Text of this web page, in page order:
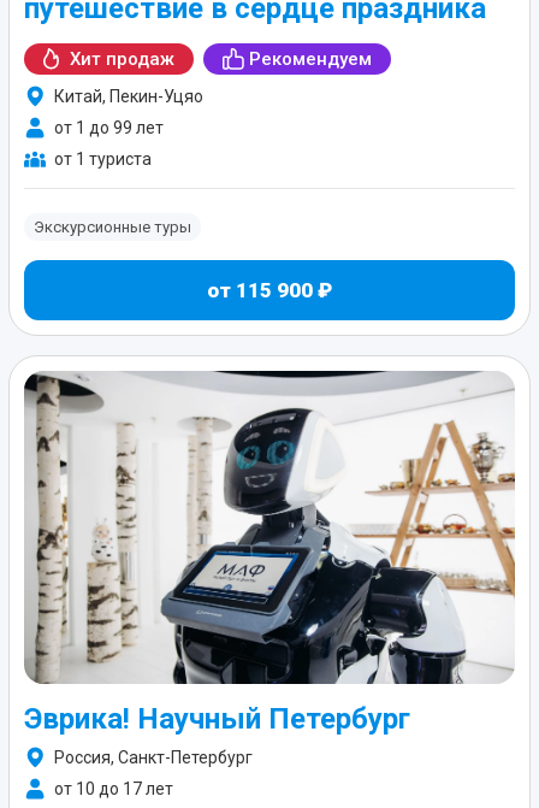
путешествие в сердце праздника
Хит продаж Рекомендуем
Китай, Пекин-Уцяо
от 1 до 99 лет
от 1 туриста
Экскурсионные туры
от 115 900 ₽
Эврика! Научный Петербург
Россия, Санкт-Петербург
от 10 до 17 лет